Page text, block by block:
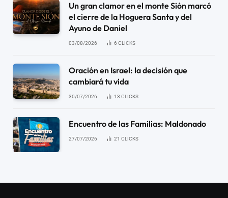
Un gran clamor en el monte Sión marcó
el cierre de la Hoguera Santa y del
Ayuno de Daniel
03/08/2026 6 CLICKS
Oración en Israel: la decisión que
cambiará tu vida
30/07/2026 13 CLICKS
Encuentro de las Familias: Maldonado
27/07/2026 21 CLICKS